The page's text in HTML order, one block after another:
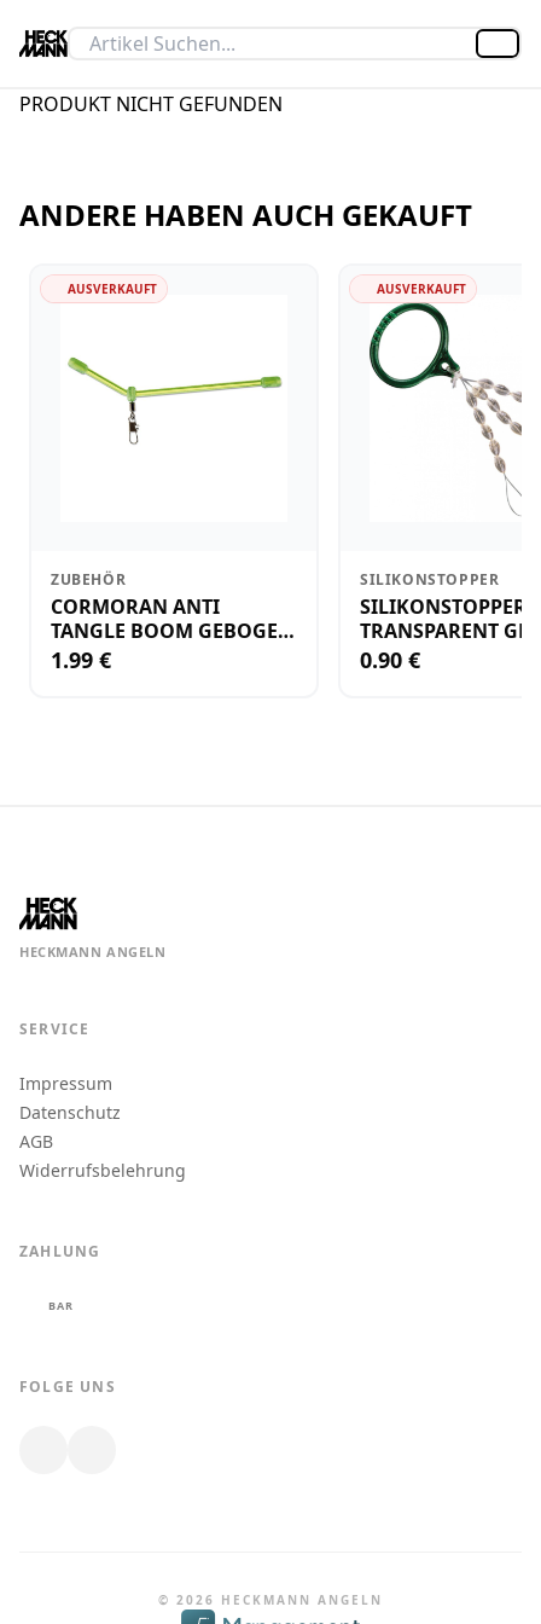
PRODUKT NICHT GEFUNDEN
ANDERE HABEN AUCH GEKAUFT
AUSVERKAUFT
ZUBEHÖR
CORMORAN ANTI
TANGLE BOOM GEBOGEN
12CM M.WIRBEL(PLASTIK)
1.99 €
AUSVERKAUFT
SILIKONSTOPPER
SILIKONSTOPPER
TRANSPARENT
KLEIN
0.90 €
HECKMANN ANGELN
SERVICE
Impressum
Datenschutz
AGB
Widerrufsbelehrung
ZAHLUNG
BAR
FOLGE UNS
© 2026 HECKMANN ANGELN